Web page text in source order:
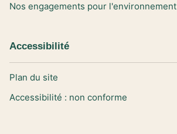
Nos engagements pour l'environnement
Accessibilité
Plan du site
Accessibilité : non conforme